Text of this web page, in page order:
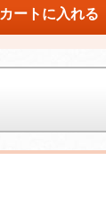
カートに入れる